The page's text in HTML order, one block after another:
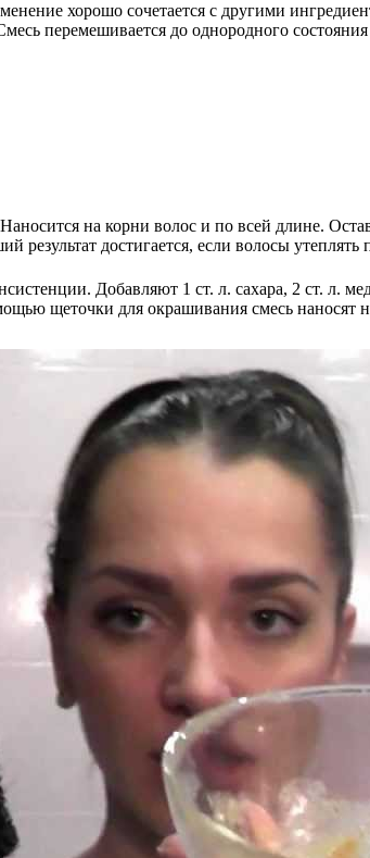
хорошо сочетается с другими
перемешивается до однородного
на корни волос и по всей длине.
достигается, если волосы
Добавляют 1 ст. л. сахара, 2 ст. л.
щеточки для окрашивания смесь